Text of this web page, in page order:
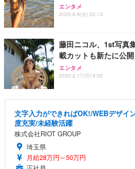
エンタメ
2020.6.9(火) 20:13
藤田ニコル、1st写真
載カットも新たに公開
エンタメ
2020.2.17(月) 9:02
文字入力ができればOK!/WEBデザイ
度充実/未経験活躍
株式会社RIOT GROUP
埼玉県
月給28万円～50万円